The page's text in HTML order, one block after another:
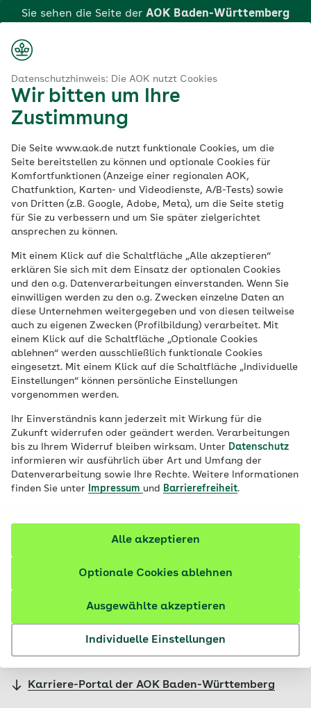
Datenschutzhinweis: Die AOK nutzt Cookies
Wir bitten um Ihre
Zustimmung
Die Seite www.aok.de nutzt funktionale Cookies, um die
Seite bereitstellen zu können und optionale Cookies für
Komfortfunktionen (Anzeige einer regionalen AOK,
Chatfunktion, Karten- und Videodienste, A/B-Tests) sowie
von Dritten (z.B. Google, Adobe, Meta), um die Seite stetig
für Sie zu verbessern und um Sie später zielgerichtet
ansprechen zu können.
Mit einem Klick auf die Schaltfläche „Alle akzeptieren“
erklären Sie sich mit dem Einsatz der optionalen Cookies
und den o.g. Datenverarbeitungen einverstanden. Wenn Sie
einwilligen werden zu den o.g. Zwecken einzelne Daten an
diese Unternehmen weitergegeben und von diesen teilweise
auch zu eigenen Zwecken (Profilbildung) verarbeitet. Mit
einem Klick auf die Schaltfläche „Optionale Cookies
ablehnen“ werden ausschließlich funktionale Cookies
eingesetzt. Mit einem Klick auf die Schaltfläche „Individuelle
Einstellungen“ können persönliche Einstellungen
vorgenommen werden.
Ihr Einverständnis kann jederzeit mit Wirkung für die
Zukunft widerrufen oder geändert werden. Verarbeitungen
bis zu Ihrem Widerruf bleiben wirksam. Unter Datenschutz
informieren wir ausführlich über Art und Umfang der
Datenverarbeitung sowie Ihre Rechte. Weitere Informationen
finden Sie unter
Impressum und Barrierefreiheit.
Individuelle Einstellungen
Ausgewählte akzeptieren
Optionale Cookies ablehnen
Alle akzeptieren
Zum
Hauptinhalt
springen
Sie sehen die Seite der AOK Baden-Württemberg
Klicken Sie hier, wenn Sie zu einer anderen AOK
wechseln möchten.
Ausbildung bei der
AOK Baden-
Württemberg
Mehr als 250 junge Menschen beginnen
Baden-Württemberg. Lernen Sie unsere
vielfältigen Ausbildungs- und
Studienangebote kennen und starten Sie
Ihre Karriere in der Gesundheitsbranche.
Inhalte im Überblick
Karriere-Portal der AOK Baden-Württemberg